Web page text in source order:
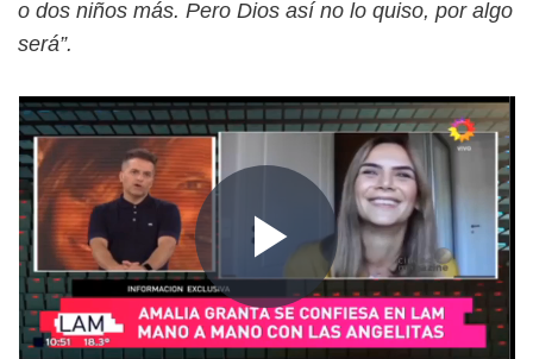
o dos niños más. Pero Dios así no lo quiso, por algo
será”.